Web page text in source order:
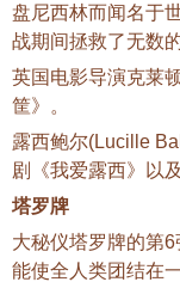
盘尼西林而闻名于
战期间拯救了无数
英国电影导演克莱
筐》。
露西鲍尔(Lucille
剧《我爱露西》以
塔罗牌
大秘仪塔罗牌的第6
能使全人类团结在